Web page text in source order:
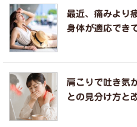
最近、痛みより
身体が適応でき
肩こりで吐き気
との見分け方と